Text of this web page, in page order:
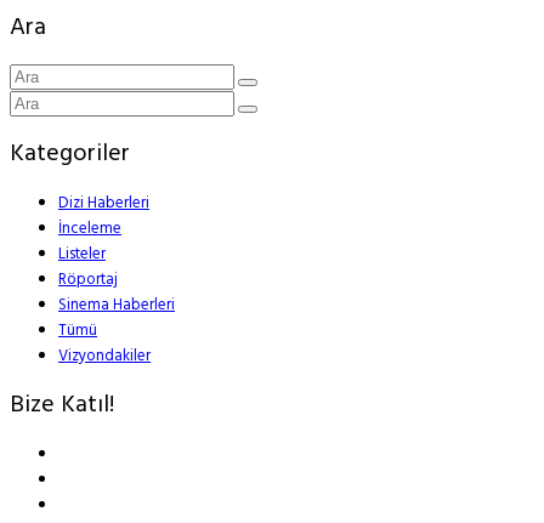
Ara
Kategoriler
Dizi Haberleri
İnceleme
Listeler
Röportaj
Sinema Haberleri
Tümü
Vizyondakiler
Bize Katıl!